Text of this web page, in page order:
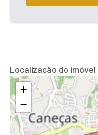
Localização do imóvel
+
−